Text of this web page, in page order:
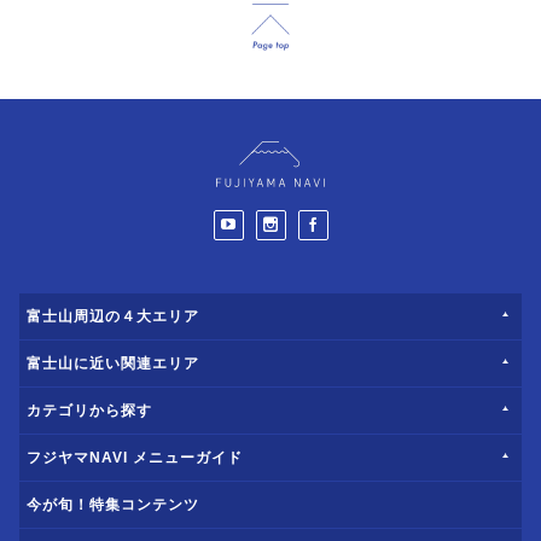
富士山周辺の４大エリア
富士山に近い関連エリア
カテゴリから探す
フジヤマNAVI メニューガイド
今が旬！特集コンテンツ